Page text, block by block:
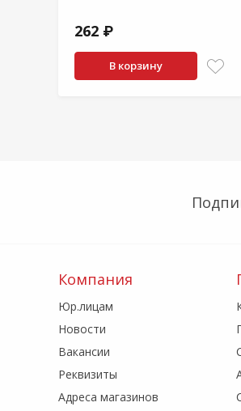
262 ₽
В корзину
Компания
Юр.лицам
Новости
Вакансии
Реквизиты
Адреса магазинов